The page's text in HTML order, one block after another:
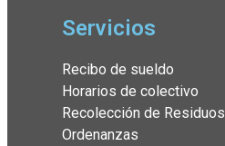
Servicios
Recibo de sueldo
Horarios de colectivo
Recolección de Residuos
Ordenanzas